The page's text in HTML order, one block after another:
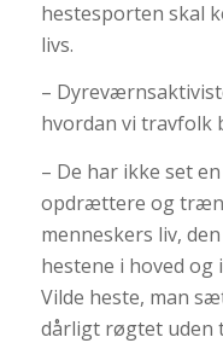
hestesporten skal
livs.
–
hvordan vi travfolk
– De har ikke set
opdrættere og
menneskers liv,
hestene i hoved og
Vilde heste, man
dårligt røgtet uden